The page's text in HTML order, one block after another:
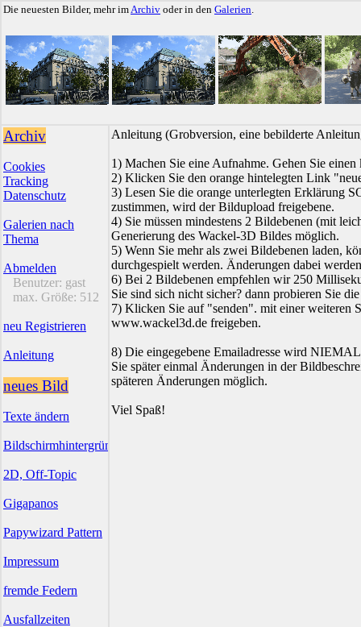
Die neuesten Bilder, mehr imArchiv oder in den Galerien.
Archiv
Cookies
Tracking
Datenschutz
Galerien nach
Thema
Abmelden
Benutzer: gast
max. Größe: 512
neu Registrieren
Anleitung
neues Bild
Texte ändern
Bildschirmhintergründe
2D, Off-Topic
Gigapanos
Papywizard Pattern
Impressum
fremde Federn
Ausfallzeiten
Anleitung (Grobversion, eine bebilderte
1) Machen Sie eine Aufnahme. Gehen Sie
2) Klicken Sie den orange hintelegten Link
3) Lesen Sie die orange unterlegten Erklärung
zustimmen, wird der Bildupload freigebene.
4) Sie müssen mindestens 2 Bildebenen (mit
Generierung des Wackel-3D Bildes möglich.
5) Wenn Sie mehr als zwei Bildebenen laden,
durchgespielt werden. Änderungen dabei
6) Bei 2 Bildebenen empfehlen wir 250
Sie sind sich nicht sicher? dann probieren Sie
7) Klicken Sie auf "senden". mit einer weiteren
www.wackel3d.de freigeben.
8) Die eingegebene Emailadresse wird
Sie später einmal Änderungen in der
späteren Änderungen möglich.
Viel Spaß!